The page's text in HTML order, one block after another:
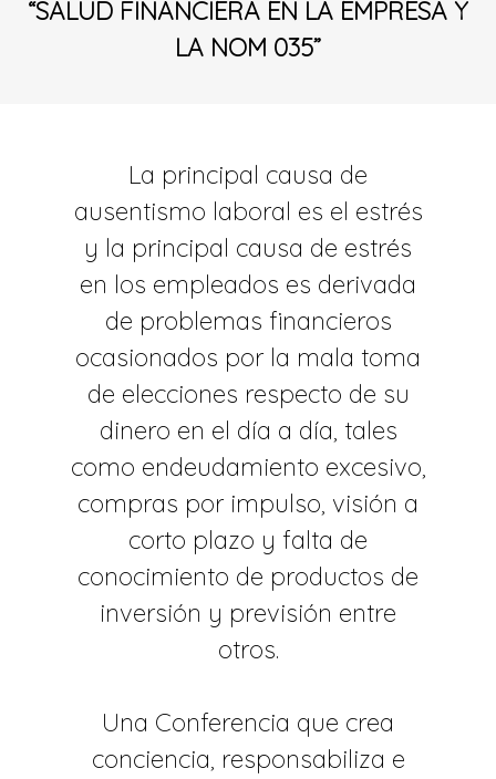
“SALUD FINANCIERA EN LA EMPRESA Y
LA NOM 035”
La principal causa de
ausentismo laboral es el estrés
y la principal causa de estrés
en los empleados es derivada
de problemas financieros
ocasionados por la mala toma
de elecciones respecto de su
dinero en el día a día, tales
como endeudamiento excesivo,
compras por impulso, visión a
corto plazo y falta de
conocimiento de productos de
inversión y previsión entre
otros.
Una Conferencia que crea
conciencia, responsabiliza e